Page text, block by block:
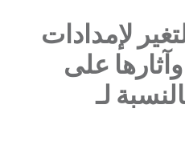
لإمدادات
على
لـ